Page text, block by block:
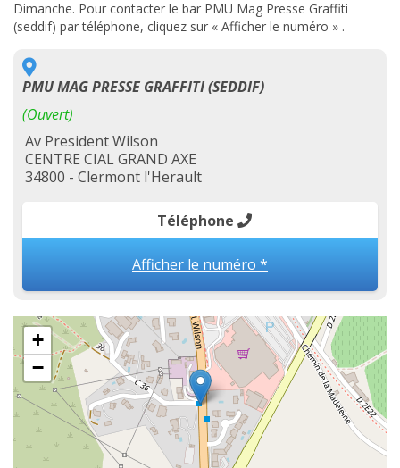
Dimanche. Pour contacter le bar PMU Mag Presse Graffiti
(seddif) par téléphone, cliquez sur « Afficher le numéro » .
PMU MAG PRESSE GRAFFITI (SEDDIF)
(Ouvert)
Av President Wilson
CENTRE CIAL GRAND AXE
34800 - Clermont l'Herault
Téléphone
Afficher le numéro *
+
−